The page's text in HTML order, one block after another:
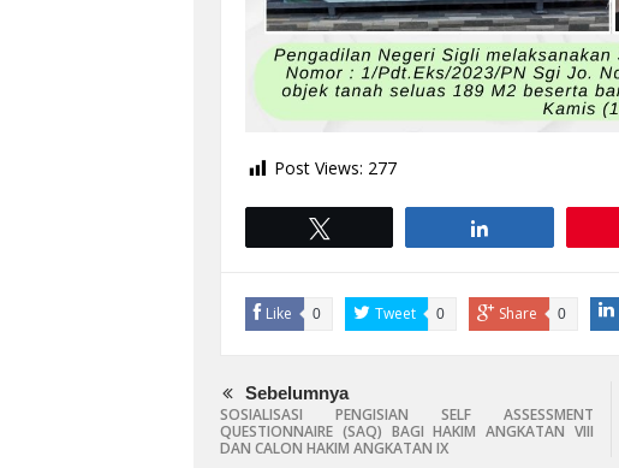
Post Views: 277
Like 0 Tweet 0 Share 0
Sebelumnya
SOSIALISASI PENGISIAN SELF ASSESSMENT
QUESTIONNAIRE (SAQ) BAGI HAKIM ANGKATAN VIII
DAN CALON HAKIM ANGKATAN IX